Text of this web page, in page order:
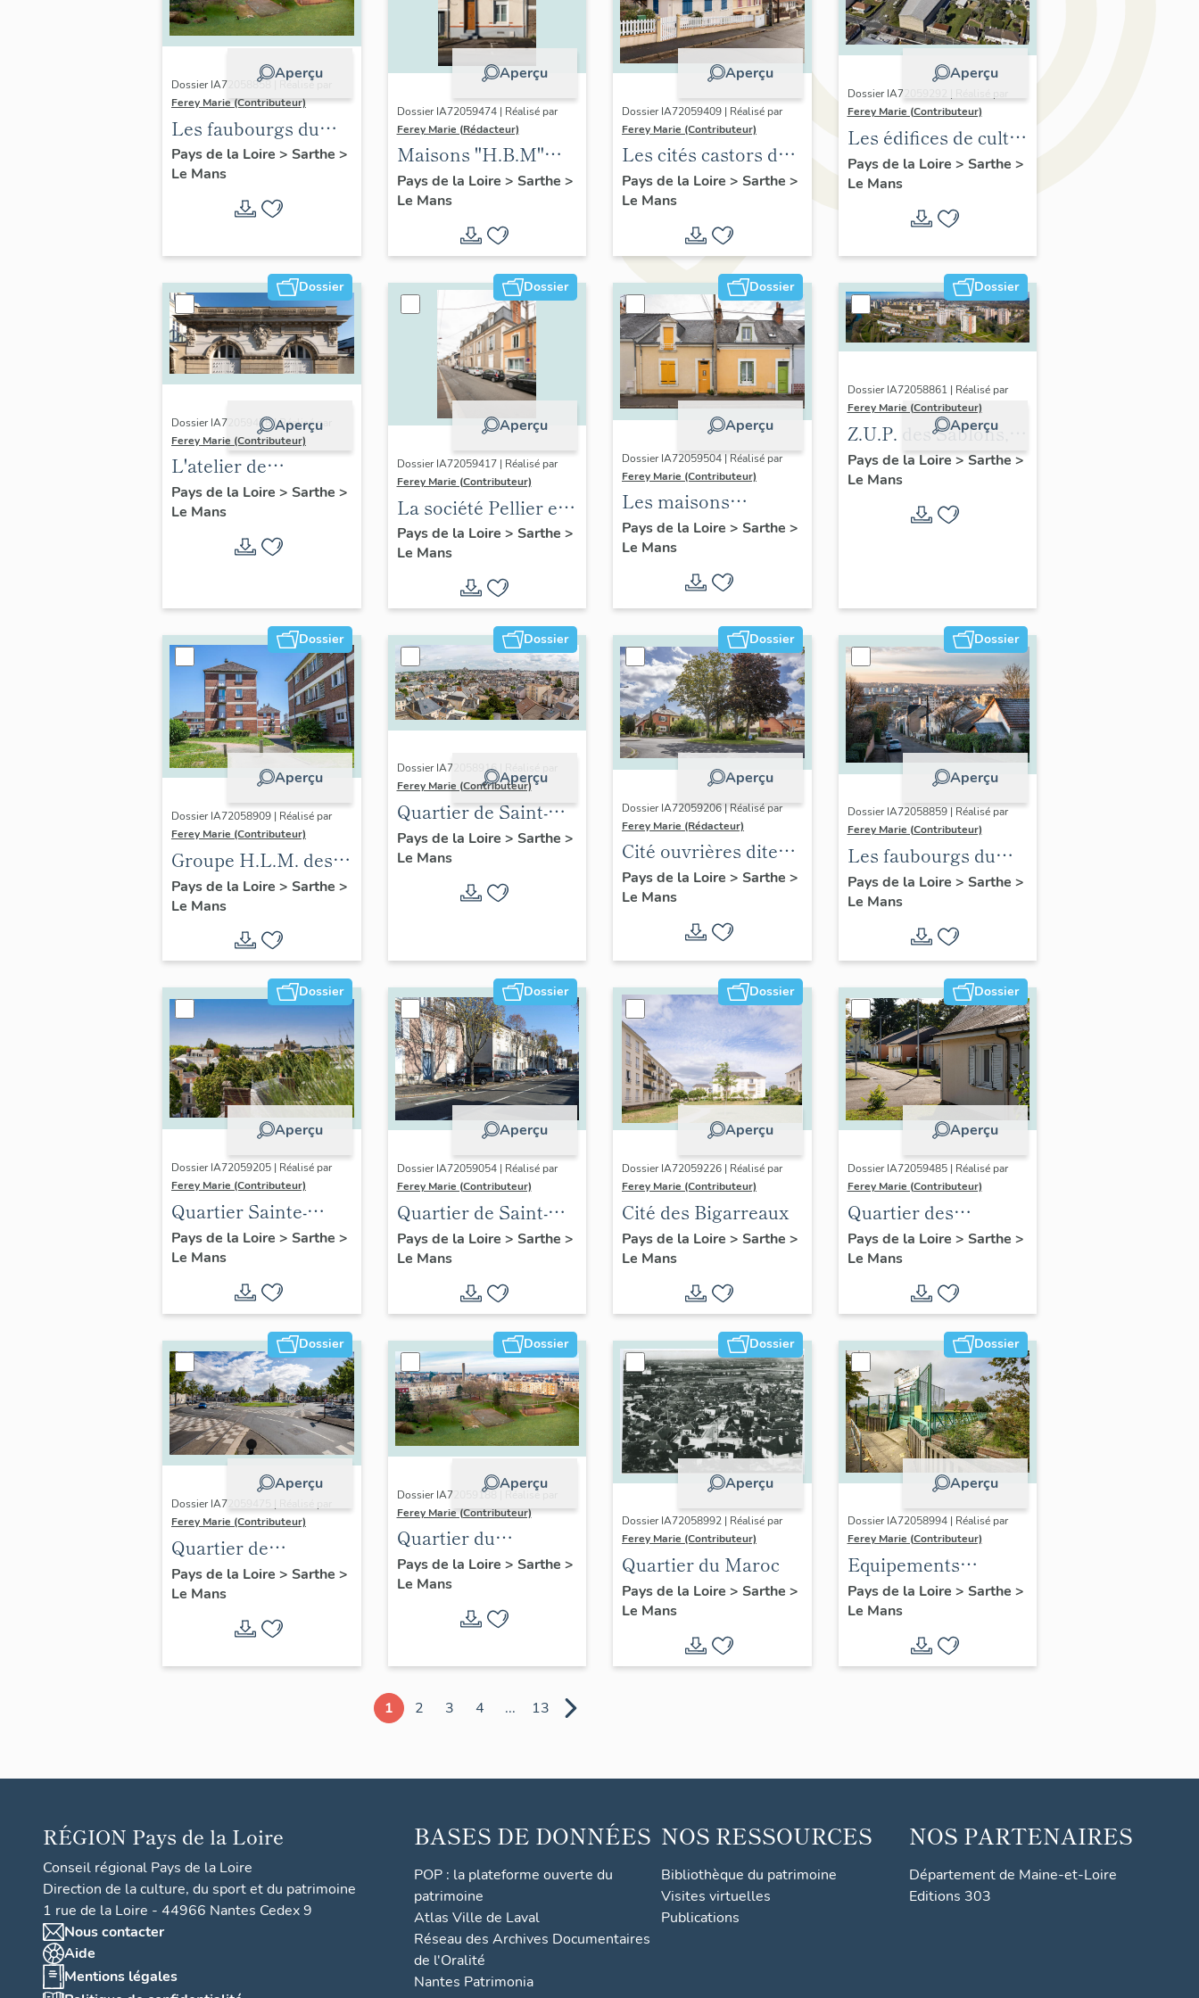
Aperçu
Dossier IA72058858 | Réalisé par
Ferey Marie (Contributeur)
Les faubourgs du
Mans : présentation
de l'opération
d'inventaire
Pays de la Loire > Sarthe >
Le Mans
Aperçu
Dossier IA72059474 | Réalisé par
Ferey Marie (Rédacteur)
Maisons "H.B.M"
modèle Levesque
Pays de la Loire > Sarthe >
Le Mans
Aperçu
Dossier IA72059409 | Réalisé par
Ferey Marie (Contributeur)
Les cités castors du
Mans
Pays de la Loire > Sarthe >
Le Mans
Aperçu
Dossier IA72059292 | Réalisé par
Ferey Marie (Contributeur)
Les édifices de culte
du XXe siècle au
Mans
Pays de la Loire > Sarthe >
Le Mans
Dossier
Aperçu
Dossier IA72059478 | Réalisé par
Ferey Marie (Contributeur)
L'atelier de
sculpteur-
ornemaniste
Cottereau
Pays de la Loire > Sarthe >
Le Mans
Dossier
Aperçu
Dossier IA72059417 | Réalisé par
Ferey Marie (Contributeur)
La société Pellier et
Frères
Pays de la Loire > Sarthe >
Le Mans
Dossier
Aperçu
Dossier IA72059504 | Réalisé par
Ferey Marie (Contributeur)
Les maisons
faubouriennes du
Mans dites "les
mancelles"
Pays de la Loire > Sarthe >
Le Mans
Dossier
Aperçu
Dossier IA72058861 | Réalisé par
Ferey Marie (Contributeur)
Z.U.P. des Sablons,
Le Mans
Pays de la Loire > Sarthe >
Le Mans
Dossier
Aperçu
Dossier IA72058909 | Réalisé par
Ferey Marie (Contributeur)
Groupe H.L.M. des
Maillets
Pays de la Loire > Sarthe >
Le Mans
Dossier
Aperçu
Dossier IA72058916 | Réalisé par
Ferey Marie (Contributeur)
Quartier de Saint-
Pavin-des-Champs
Pays de la Loire > Sarthe >
Le Mans
Dossier
Aperçu
Dossier IA72059206 | Réalisé par
Ferey Marie (Rédacteur)
Cité ouvrières dite
"cité sous les Pins"
Pays de la Loire > Sarthe >
Le Mans
Dossier
Aperçu
Dossier IA72058859 | Réalisé par
Ferey Marie (Contributeur)
Les faubourgs du
Mans : présentation
de l'aire d'étude
Pays de la Loire > Sarthe >
Le Mans
Dossier
Aperçu
Dossier IA72059205 | Réalisé par
Ferey Marie (Contributeur)
Quartier Sainte-
Croix
Pays de la Loire > Sarthe >
Le Mans
Dossier
Aperçu
Dossier IA72059054 | Réalisé par
Ferey Marie (Contributeur)
Quartier de Saint-
Georges-du-Plain
Pays de la Loire > Sarthe >
Le Mans
Dossier
Aperçu
Dossier IA72059226 | Réalisé par
Ferey Marie (Contributeur)
Cité des Bigarreaux
Pays de la Loire > Sarthe >
Le Mans
Dossier
Aperçu
Dossier IA72059485 | Réalisé par
Ferey Marie (Contributeur)
Quartier des
Bruyères
Pays de la Loire > Sarthe >
Le Mans
Dossier
Aperçu
Dossier IA72059475 | Réalisé par
Ferey Marie (Contributeur)
Quartier de
Pontlieue
Pays de la Loire > Sarthe >
Le Mans
Dossier
Aperçu
Dossier IA72059188 | Réalisé par
Ferey Marie (Contributeur)
Quartier du
Ronceray-
Glonnières
Pays de la Loire > Sarthe >
Le Mans
Dossier
Aperçu
Dossier IA72058992 | Réalisé par
Ferey Marie (Contributeur)
Quartier du Maroc
Pays de la Loire > Sarthe >
Le Mans
Dossier
Aperçu
Dossier IA72058994 | Réalisé par
Ferey Marie (Contributeur)
Equipements
scolaires, de culte, de
loisirs etc. du
quartier du Maroc
Pays de la Loire > Sarthe >
Le Mans
1 2 3 4 ... 13
RÉGION Pays de la Loire
Conseil régional Pays de la Loire
Direction de la culture, du sport et du patrimoine
1 rue de la Loire - 44966 Nantes Cedex 9
Nous contacter
Aide
Mentions légales
BASES DE DONNÉES
POP : la plateforme ouverte du
patrimoine
Atlas Ville de Laval
Réseau des Archives Documentaires
de l'Oralité
Nantes Patrimonia
NOS RESSOURCES
Bibliothèque du patrimoine
Visites virtuelles
Publications
NOS PARTENAIRES
Département de Maine-et-Loire
Editions 303